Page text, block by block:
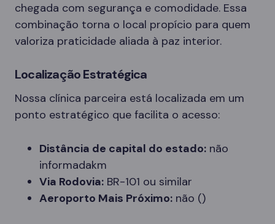
chegada com segurança e comodidade. Essa
combinação torna o local propício para quem
valoriza praticidade aliada à paz interior.
Localização Estratégica
Nossa clínica parceira está localizada em um
ponto estratégico que facilita o acesso:
Distância de capital do estado: não
informadakm
Via Rodovia: BR-101 ou similar
Aeroporto Mais Próximo: não ()